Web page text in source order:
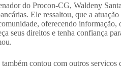
do Procon-CG, Waldeny
Ele ressaltou, que a
oferecendo
seus direitos e tenha confiança
contou com outros serviços